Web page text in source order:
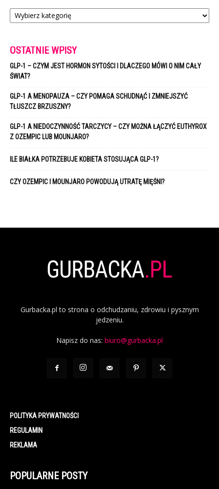
Kategorie
OSTATNIE WPISY
GLP-1 – CZYM JEST HORMON SYTOŚCI I DLACZEGO MÓWI O NIM CAŁY
ŚWIAT?
GLP-1 A MENOPAUZA – CZY POMAGA SCHUDNĄĆ I ZMNIEJSZYĆ
TŁUSZCZ BRZUSZNY?
GLP-1 A NIEDOCZYNNOŚĆ TARCZYCY – CZY MOŻNA ŁĄCZYĆ EUTHYROX
Z OZEMPIC LUB MOUNJARO?
ILE BIAŁKA POTRZEBUJE KOBIETA STOSUJĄCA GLP-1?
CZY OZEMPIC I MOUNJARO POWODUJĄ UTRATĘ MIĘŚNI?
Gurbacka.pl to strona o odchudzaniu, zdrowiu i pysznym
jedzeniu.
Napisz do nas: biuro@gurbacka.pl
POLITYKA PRYWATNOŚCI
REGULAMIN
REKLAMA
POPULARNE POSTY